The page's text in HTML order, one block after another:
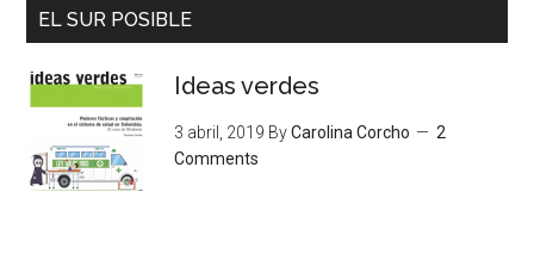
EL SUR POSIBLE
Ideas verdes
3 abril, 2019 ByCarolina Corcho
2
Comments